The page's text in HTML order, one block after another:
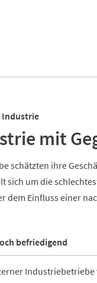
Industrie
mit
schätzten ihre
um die
dem Einfluss einer
befriedigend